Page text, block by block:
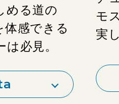
備
める道の
体感できる
必見。
モ
実